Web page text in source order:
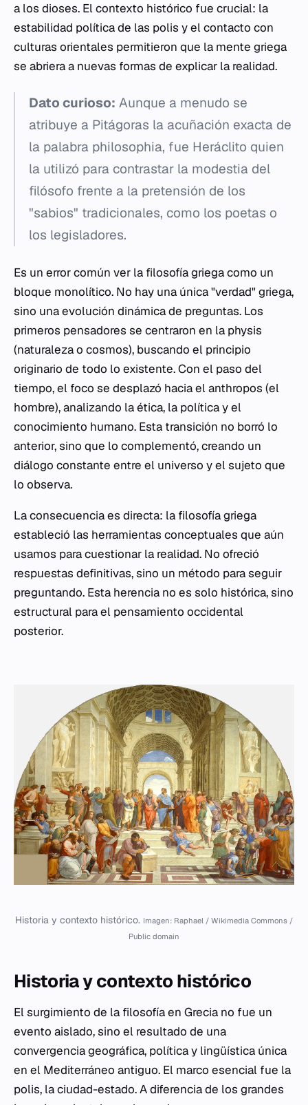
a los dioses. El contexto histórico fue crucial: la
estabilidad política de las polis y el contacto con
culturas orientales permitieron que la mente griega
se abriera a nuevas formas de explicar la realidad.
Dato curioso: Aunque a menudo se
atribuye a Pitágoras la acuñación exacta de
la palabra philosophia, fue Heráclito quien
la utilizó para contrastar la modestia del
filósofo frente a la pretensión de los
"sabios" tradicionales, como los poetas o
los legisladores.
Es un error común ver la filosofía griega como un
bloque monolítico. No hay una única "verdad" griega,
sino una evolución dinámica de preguntas. Los
primeros pensadores se centraron en la physis
(naturaleza o cosmos), buscando el principio
originario de todo lo existente. Con el paso del
tiempo, el foco se desplazó hacia elanthropos (el
hombre), analizando la ética, la política y el
conocimiento humano. Esta transición no borró lo
anterior, sino que lo complementó, creando un
diálogo constante entre el universo y el sujeto que
lo observa.
La consecuencia es directa: la filosofía griega
estableció las herramientas conceptuales que aún
usamos para cuestionar la realidad. No ofreció
respuestas definitivas, sino un método para seguir
preguntando. Esta herencia no es solo histórica, sino
estructural para el pensamiento occidental
posterior.
Historia y contexto histórico. Imagen: Raphael / Wikimedia Commons /
Public domain
Historia y contexto histórico
El surgimiento de la filosofía en Grecia no fue un
evento aislado, sino el resultado de una
convergencia geográfica, política y lingüística única
en el Mediterráneo antiguo. El marco esencial fue la
polis, la ciudad-estado. A diferencia de los grandes